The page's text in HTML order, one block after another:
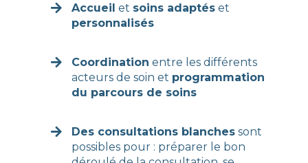
Accueil et soins adaptéset
personnalisés
Coordination entre les différents
acteurs de soin et programmation
du parcours de soins
Des consultations blanchessont
possibles pour : préparer le bon